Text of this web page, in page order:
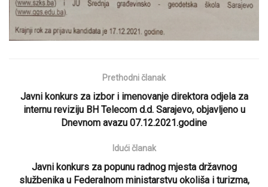
Prethodni članak
Javni konkurs za izbor i imenovanje direktora odjela za
internu reviziju BH Telecom d.d. Sarajevo, objavljeno u
Dnevnom avazu 07.12.2021.godine
Idući članak
Javni konkurs za popunu radnog mjesta državnog
službenika u Federalnom ministarstvu okoliša i turizma,